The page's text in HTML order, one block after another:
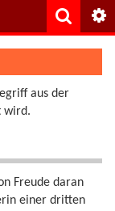
aus der
wird.
Freude daran
einer dritten